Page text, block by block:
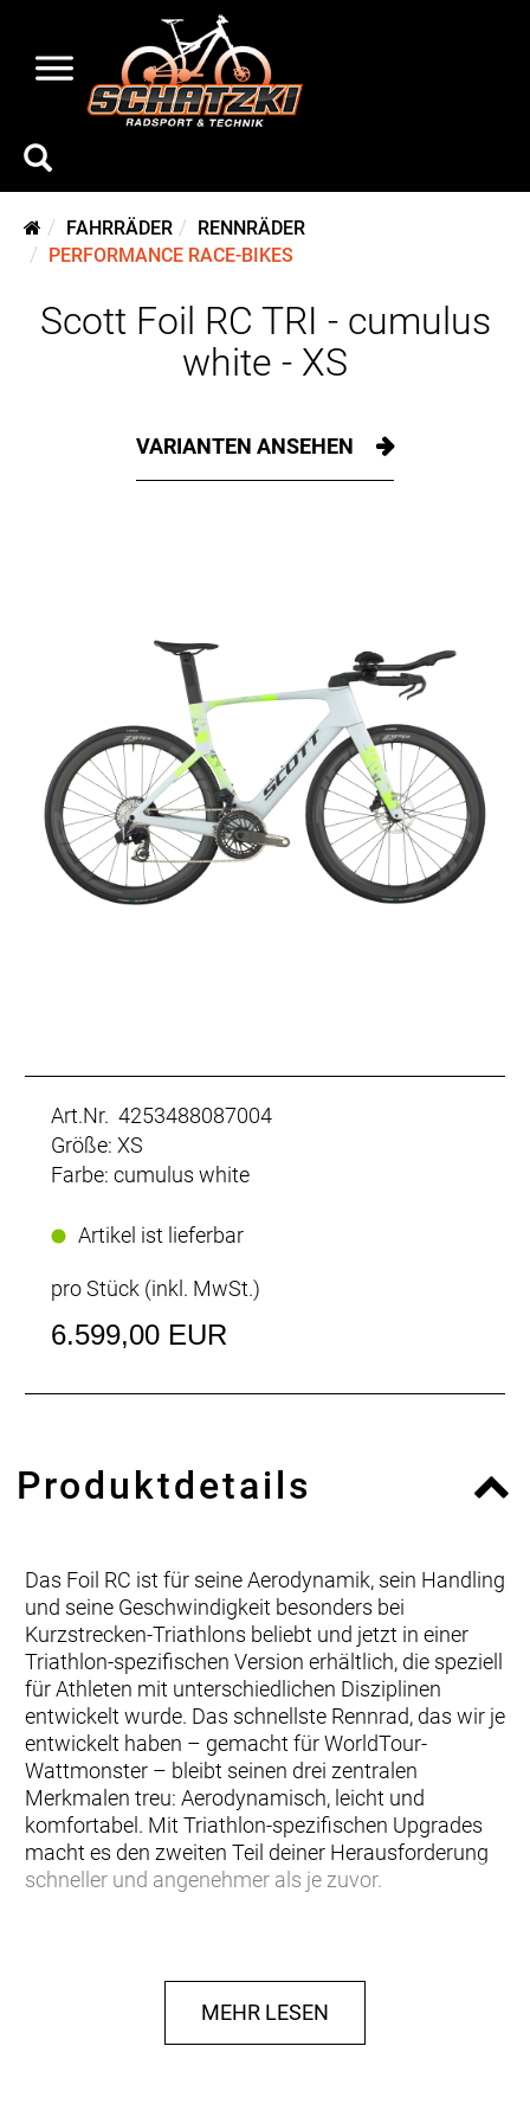
FAHRRÄDER
RENNRÄDER
PERFORMANCE RACE-BIKES
Scott Foil RC TRI - cumulus
white - XS
VARIANTEN ANSEHEN
Art.Nr. 4253488087004
Größe: XS
Farbe: cumulus white
Artikel ist lieferbar
pro Stück (inkl. MwSt.)
6.599,00 EUR
Produktdetails
Das Foil RC ist für seine Aerodynamik, sein Handling
und seine Geschwindigkeit besonders bei
Kurzstrecken-Triathlons beliebt und jetzt in einer
Triathlon-spezifischen Version erhältlich, die speziell
für Athleten mit unterschiedlichen Disziplinen
entwickelt wurde. Das schnellste Rennrad, das wir je
entwickelt haben – gemacht für WorldTour-
Wattmonster – bleibt seinen drei zentralen
Merkmalen treu: Aerodynamisch, leicht und
komfortabel. Mit Triathlon-spezifischen Upgrades
macht es den zweiten Teil deiner Herausforderung
schneller und angenehmer als je zuvor.
vorherige Ankündigung geändert werden.
Rahmen: FOIL RC HMX, Road Race geometry,
MEHR LESEN